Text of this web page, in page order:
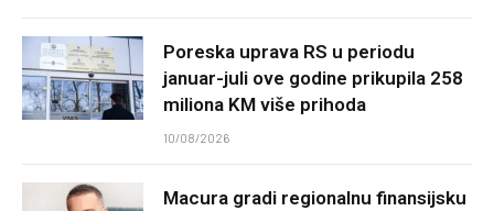
Poreska uprava RS u periodu
januar-juli ove godine prikupila 258
miliona KM više prihoda
10/08/2026
Macura gradi regionalnu finansijsku